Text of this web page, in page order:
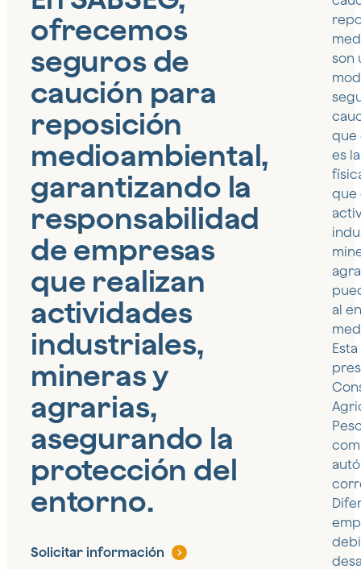
ofrecemos
seguros de
caución para
reposición
medioambiental,
garantizando la
responsabilidad
de empresas
que realizan
actividades
industriales,
mineras y
agrarias,
asegurando la
protección del
entorno.
Solicitar información
son
que
es
que
al